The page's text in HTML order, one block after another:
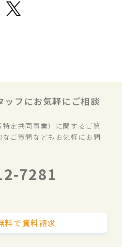
ッフにお気軽にご相談
定共同事業）に関するご質
ご質問などもお気軽にお問
7281
料で資料請求